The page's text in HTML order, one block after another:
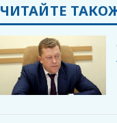
ЧИТАЙТЕ